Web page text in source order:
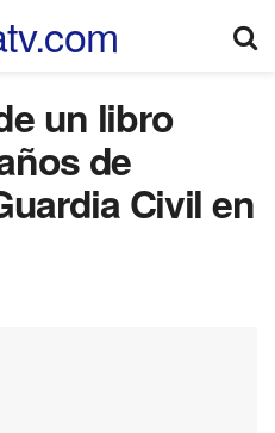
un libro
de
Civil en